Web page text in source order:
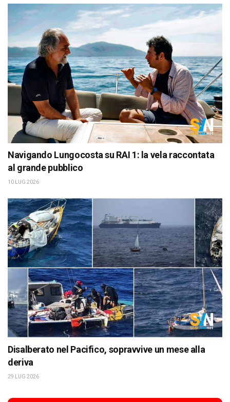
Navigando Lungocosta su RAI 1: la vela raccontata
al grande pubblico
10 LUG 2026
Disalberato nel Pacifico, sopravvive un mese alla
deriva
29 LUG 2026